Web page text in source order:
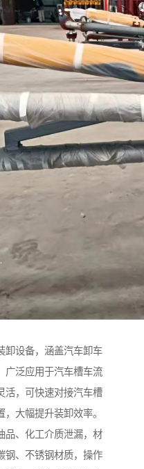
卸设备，涵盖汽车卸车
广泛应用于汽车槽车流
活，可快速对接汽车槽
大幅提升装卸效率。
品、化工介质泄漏，材
钢、不锈钢材质，操作